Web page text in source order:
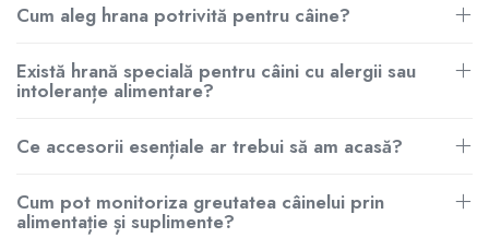
Cum aleg hrana potrivită pentru câine?
Există hrană specială pentru câini cu alergii sau
intoleranțe alimentare?
Ce accesorii esențiale ar trebui să am acasă?
Cum pot monitoriza greutatea câinelui prin
alimentație și suplimente?